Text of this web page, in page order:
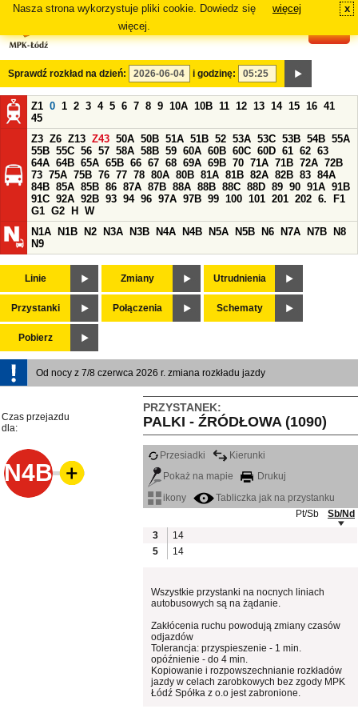
Nasza strona wykorzystuje pliki cookie. Dowiedz się
więcej.
więcej x
Sprawdź rozkład na dzień: i godzinę:
Z1 0 1 2 3 4 5 6 7 8 9 10A 10B 11 12 13 14 15 16 41
45
Z3 Z6 Z13 Z43 50A 50B 51A 51B 52 53A 53C 53B 54B 55A
55B 55C 56 57 58A 58B 59 60A 60B 60C 60D 61 62 63
64A 64B 65A 65B 66 67 68 69A 69B 70 71A 71B 72A 72B
73 75A 75B 76 77 78 80A 80B 81A 81B 82A 82B 83 84A
84B 85A 85B 86 87A 87B 88A 88B 88C 88D 89 90 91A 91B
91C 92A 92B 93 94 96 97A 97B 99 100 101 201 202 6.
F1
G1 G2 H
W
N1A
N1B N2 N3A N3B N4A N4B N5A N5B N6 N7A N7B
N8
N9
Linie Zmiany Utrudnienia
Przystanki Połączenia Schematy
Pobierz
Od nocy z 7/8 czerwca 2026 r. zmiana rozkładu jazdy
PRZYSTANEK:
PALKI - ŹRÓDŁOWA (1090)
Czas przejazdu
dla:
N4B
Przesiadki
Kierunki
Pokaż na mapie
Drukuj
ikony
Tabliczka jak na przystanku
Pt/Sb
Sb/Nd
3
14
5
14
Wszystkie przystanki na nocnych liniach
autobusowych są na żądanie.
Zakłócenia ruchu powodują zmiany czasów
odjazdów
Tolerancja: przyspieszenie - 1 min.
opóźnienie - do 4 min.
Kopiowanie i rozpowszechnianie rozkładów
jazdy w celach zarobkowych bez zgody MPK
Łódź Spółka z o.o jest zabronione.